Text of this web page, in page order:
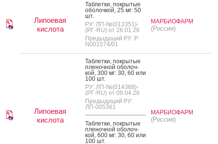
Липоевая
кислота
Таб­летки, пок­ры­тые
обо­лоч­кой, 25 мг: 50
шт.
РУ: ЛП-№(013351)-
(РГ-RU) от 26.01.26
Предыдущий РУ: Р
N001574/01
МАРБИОФАРМ
(Россия)
Липоевая
кислота
Таб­летки, пок­ры­тые
пле­ноч­ной обо­лоч­
кой, 300 мг: 30, 60 или
100 шт.
РУ: ЛП-№(014368)-
(РГ-RU) от 09.04.26
Предыдущий РУ:
ЛП-005361
Таб­летки, пок­ры­тые
пле­ноч­ной обо­лоч­
кой, 600 мг: 30, 60 или
100 шт.
МАРБИОФАРМ
(Россия)